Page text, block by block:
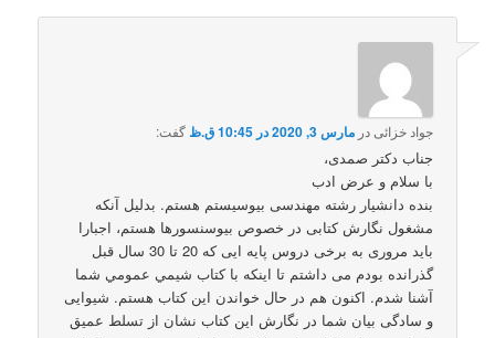
جواد خزائی درمارس 3, 2020 در 10:45 ق.ظ گفت:
جناب دکتر صمدی،
با سلام و عرض ادب
بنده دانشیار رشته مهندسی بیوسیستم هستم. بدلیل آنکه
مشغول نگارش کتابی در خصوص بیوسنسورها هستم، اجبارا
باید مروری به برخی دروس پایه ایی که 20 تا 30 سال قبل
گذرانده بودم می داشتم تا اینکه با کتاب شيمي عمومي شما
آشنا شدم. اكنون هم در حال خواندن این كتاب هستم. شیوایی
و سادگی بیان شما در نگارش این کتاب نشان از تسلط عمیق